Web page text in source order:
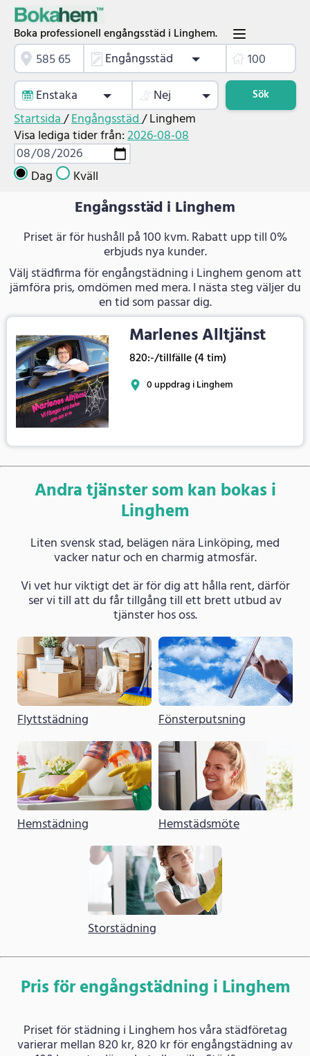
Boka professionell engångsstäd i Linghem.
Engångsstäd
Enstaka
Nej Sök
Startsida/Engångsstäd/Linghem
Visa lediga tider från:2026-08-08
Dag Kväll
Engångsstäd i Linghem
Priset är för hushåll på 100 kvm. Rabatt upp till 0%
erbjuds nya kunder.
Välj städfirma för engångstädning i Linghem genom att
jämföra pris, omdömen med mera. I nästa steg väljer du
en tid som passar dig.
Marlenes Alltjänst
820:-/tillfälle (4 tim)
0 uppdrag i Linghem
Andra tjänster som kan bokas i
Linghem
Liten svensk stad, belägen nära Linköping, med
vacker natur och en charmig atmosfär.
Vi vet hur viktigt det är för dig att hålla rent, därför
ser vi till att du får tillgång till ett brett utbud av
tjänster hos oss.
Flyttstädning Fönsterputsning
Hemstädning Hemstädsmöte
Storstädning
Pris för engångstädning i Linghem
Priset för städning i Linghem hos våra städföretag
varierar mellan 820 kr, 820 kr för engångstädning av